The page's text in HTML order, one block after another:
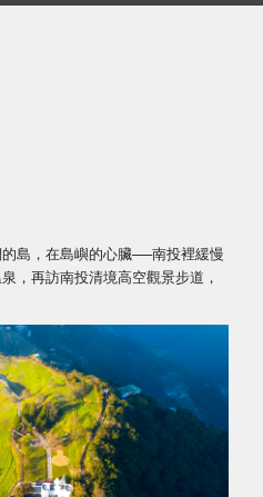
島，在島嶼的心臟──南投裡緩慢
，再訪南投清境高空觀景步道，